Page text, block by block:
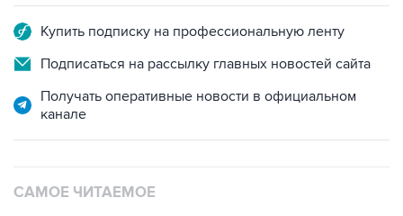
Купить подписку на профессиональную ленту
Подписаться на рассылку главных новостей сайта
Получать оперативные новости в официальном
канале
САМОЕ ЧИТАЕМОЕ